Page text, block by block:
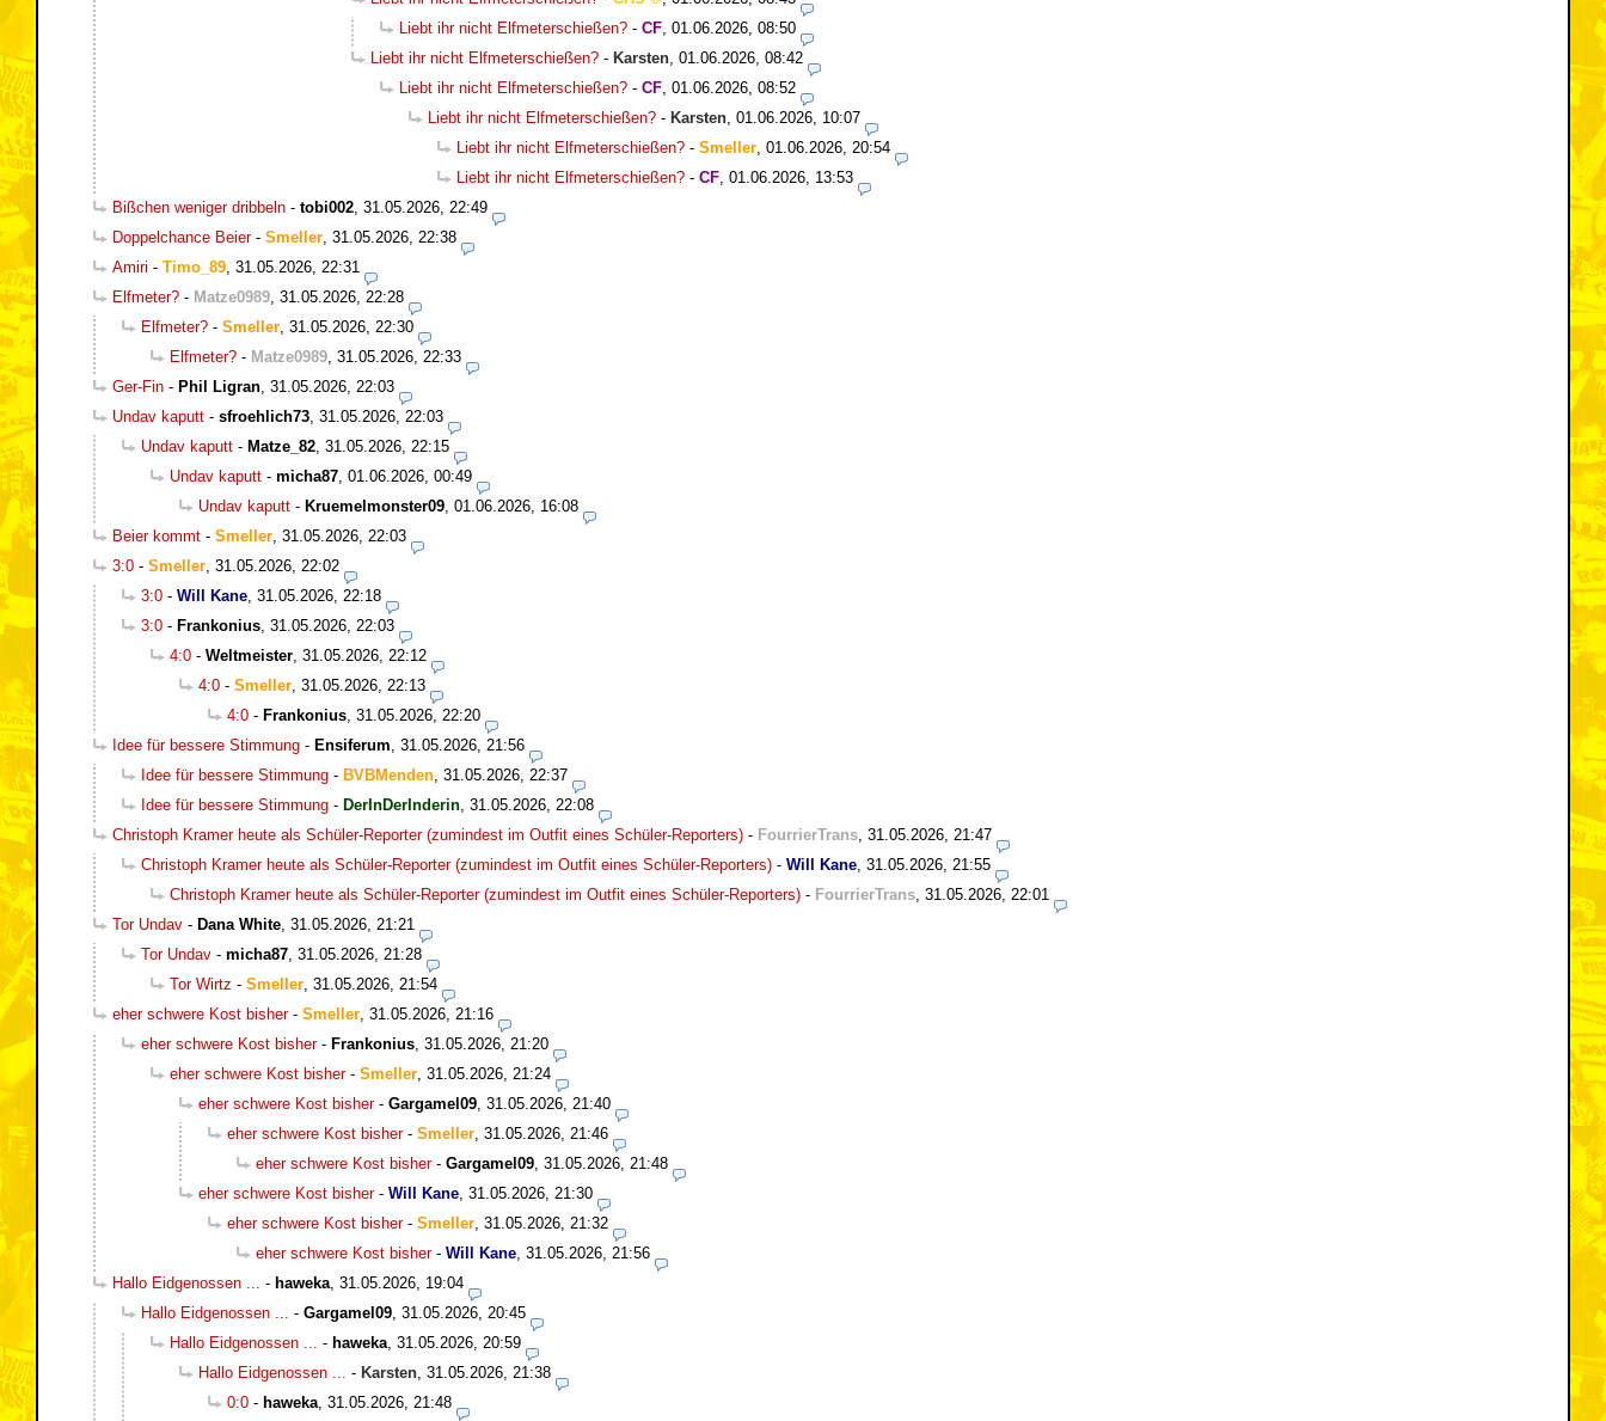
Liebt ihr nicht Elfmeterschießen? - CF 01.06.2026, 08:50
Liebt ihr nicht Elfmeterschießen? - Karsten 01.06.2026, 08:42
Liebt ihr nicht Elfmeterschießen? - CF 01.06.2026, 08:52
Liebt ihr nicht Elfmeterschießen? - Karsten 01.06.2026, 10:07
Liebt ihr nicht Elfmeterschießen? - Smeller 01.06.2026, 20:54
Liebt ihr nicht Elfmeterschießen? - CF 01.06.2026, 13:53
Bißchen weniger dribbeln - tobi002 31.05.2026, 22:49
Doppelchance Beier- Smeller 31.05.2026, 22:38
Amiri - Timo_89 31.05.2026, 22:31
Elfmeter? - Matze0989 31.05.2026, 22:28
Elfmeter? - Smeller 31.05.2026, 22:30
Elfmeter? - Matze0989 31.05.2026, 22:33
Ger-Fin - Phil Ligran 31.05.2026, 22:03
Undav kaputt - sfroehlich73 31.05.2026, 22:03
Undav kaputt - Matze_82 31.05.2026, 22:15
Undav kaputt - micha87 01.06.2026, 00:49
Undav kaputt - Kruemelmonster09 01.06.2026, 16:08
Beier kommt - Smeller 31.05.2026, 22:03
3:0 - Smeller 31.05.2026, 22:02
3:0 - Will Kane 31.05.2026, 22:18
3:0 - Frankonius 31.05.2026, 22:03
4:0 - Weltmeister 31.05.2026, 22:12
4:0 - Smeller 31.05.2026, 22:13
4:0 - Frankonius 31.05.2026, 22:20
Idee für bessere Stimmung - Ensiferum 31.05.2026, 21:56
Idee für bessere Stimmung - BVBMenden 31.05.2026, 22:37
Idee für bessere Stimmung - DerInDerInderin 31.05.2026, 22:08
Christoph Kramer heute als Schüler-Reporter (zumindest im Outfit eines Schüler-Reporters) - FourrierTrans 31.05.2026, 21:47
Christoph Kramer heute als Schüler-Reporter (zumindest im Outfit eines Schüler-Reporters) - Will Kane 31.05.2026, 21:55
Christoph Kramer heute als Schüler-Reporter (zumindest im Outfit eines Schüler-Reporters) - FourrierTrans 31.05.2026, 22:01
Tor Undav - Dana White 31.05.2026, 21:21
Tor Undav - micha87 31.05.2026, 21:28
Tor Wirtz - Smeller 31.05.2026, 21:54
eher schwere Kost bisher- Smeller 31.05.2026, 21:16
eher schwere Kost bisher- Frankonius 31.05.2026, 21:20
eher schwere Kost bisher- Smeller 31.05.2026, 21:24
eher schwere Kost bisher- Gargamel09 31.05.2026, 21:40
eher schwere Kost bisher- Smeller 31.05.2026, 21:46
eher schwere Kost bisher- Gargamel09 31.05.2026, 21:48
eher schwere Kost bisher- Will Kane 31.05.2026, 21:30
eher schwere Kost bisher- Smeller 31.05.2026, 21:32
eher schwere Kost bisher- Will Kane 31.05.2026, 21:56
Hallo Eidgenossen ...
- haweka 31.05.2026, 19:04
Hallo Eidgenossen ...
- Gargamel09 31.05.2026, 20:45
Hallo Eidgenossen ...
- haweka 31.05.2026, 20:59
Hallo Eidgenossen ...
- Karsten 31.05.2026, 21:38
0:0 - haweka 31.05.2026, 21:48